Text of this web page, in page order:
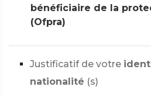
bénéficiaire de la
(Ofpra)
Justificatif de votre
nationalité (s)